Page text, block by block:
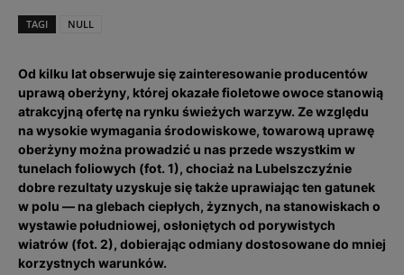
TAGI NULL
Od kilku lat obserwuje się zainteresowanie producentów
uprawą oberżyny, której okazałe fioletowe owoce stanowią
atrakcyjną ofertę na rynku świeżych warzyw. Ze względu
na wysokie wymagania środowiskowe, towarową uprawę
oberżyny można prowadzić u nas przede wszystkim w
tunelach foliowych (fot. 1), chociaż na Lubelszczyźnie
dobre rezultaty uzyskuje się także uprawiając ten gatunek
w polu — na glebach ciepłych, żyznych, na stanowiskach o
wystawie południowej, osłoniętych od porywistych
wiatrów (fot. 2), dobierając odmiany dostosowane do mniej
korzystnych warunków.